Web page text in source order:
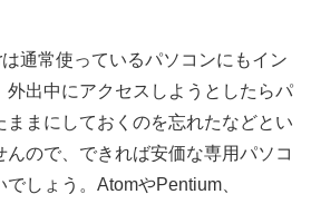
通常使っているパソコンにもイン
外出中にアクセスしようとしたらパ
ままにしておくのを忘れたなどとい
んので、できれば安価な専用パソコ
しょう。AtomやPentium、